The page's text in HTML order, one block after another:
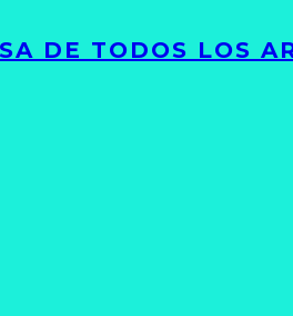
DE TODOS LOS